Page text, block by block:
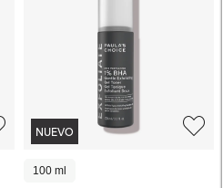
NUEVO
100 ml